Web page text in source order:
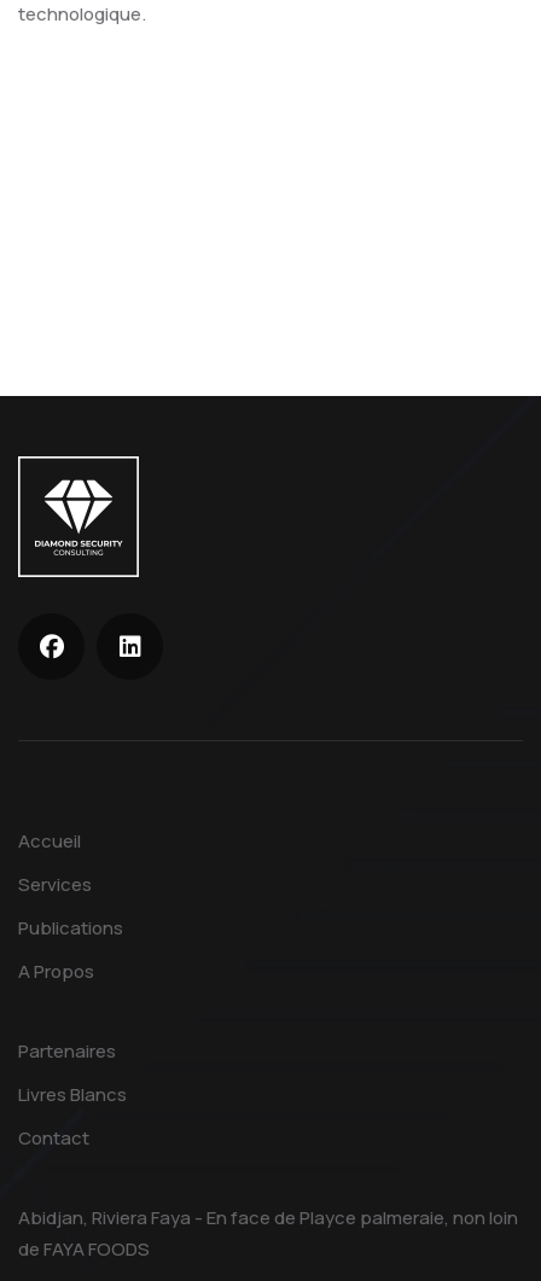
technologique.
Accueil
Services
Publications
A Propos
Partenaires
Livres Blancs
Contact
Abidjan, Riviera Faya - En face de Playce palmeraie, non loin
de FAYA FOODS